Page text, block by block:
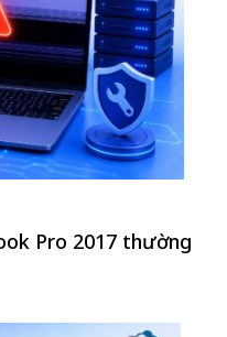
Pro 2017 thường